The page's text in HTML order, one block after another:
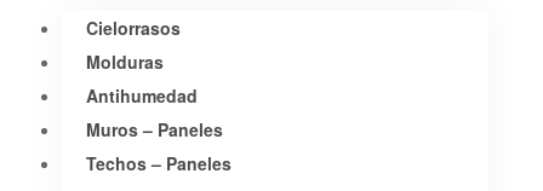
Cielorrasos
Molduras
Antihumedad
Muros – Paneles
Techos – Paneles